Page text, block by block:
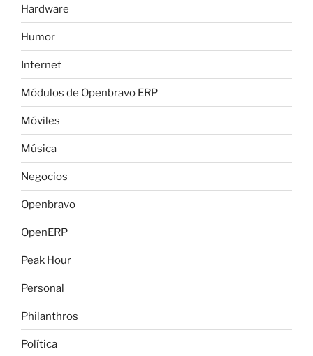
Hardware
Humor
Internet
Módulos de Openbravo ERP
Móviles
Música
Negocios
Openbravo
OpenERP
Peak Hour
Personal
Philanthros
Política